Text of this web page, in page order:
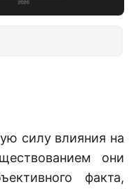
силу влияния на
они
факта,